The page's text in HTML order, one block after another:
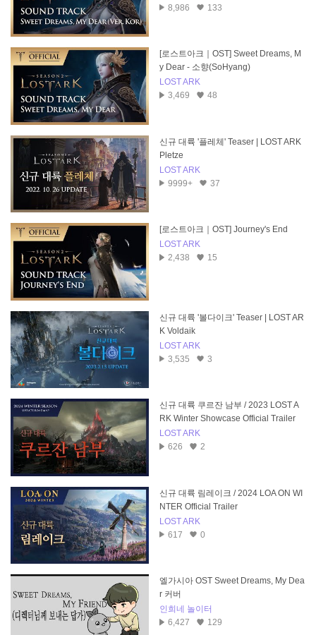
8,986
133
[로스트아크｜OST] Sweet Dreams, M
y Dear - 소향(SoHyang)
LOST ARK
3,469
48
신규 대륙 '플레체' Teaser | LOST ARK
Pletze
LOST ARK
9999+
37
[로스트아크｜OST] Journey's End
LOST ARK
2,438
15
신규 대륙 '볼다이크' Teaser | LOST AR
K Voldaik
LOST ARK
3,535
3
신규 대륙 쿠르잔 남부 / 2023 LOST A
RK Winter Showcase Official Trailer
LOST ARK
626
2
신규 대륙 림레이크 / 2024 LOA ON WI
NTER Official Trailer
LOST ARK
617
0
엘가시아 OST Sweet Dreams, My Dea
r 커버
인희네 놀이터
6,427
129